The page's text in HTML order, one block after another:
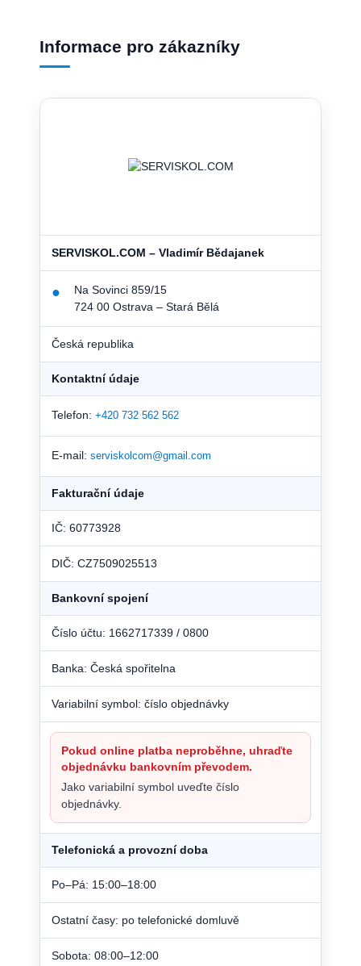
Informace pro zákazníky
SERVISKOL.COM – Vladimír Bědajanek
●
Na Sovinci 859/15
724 00 Ostrava – Stará Bělá
Česká republika
Kontaktní údaje
Telefon: +420 732 562 562
E-mail: serviskolcom@gmail.com
Fakturační údaje
IČ: 60773928
DIČ: CZ7509025513
Bankovní spojení
Číslo účtu: 1662717339 / 0800
Banka: Česká spořitelna
Variabilní symbol: číslo objednávky
Pokud online platba neproběhne, uhraďte
objednávku bankovním převodem.
Jako variabilní symbol uveďte číslo
objednávky.
Telefonická a provozní doba
Po–Pá: 15:00–18:00
Ostatní časy: po telefonické domluvě
Sobota: 08:00–12:00